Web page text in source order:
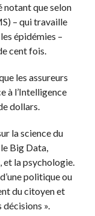
notant que selon
– qui travaille
épidémies –
cent fois.
les assureurs
à l’Intelligence
dollars.
la science du
Big Data,
la psychologie.
politique ou
du citoyen et
».